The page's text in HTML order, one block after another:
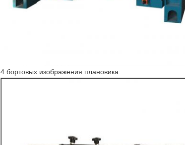
4 бортовых изображения плановика: